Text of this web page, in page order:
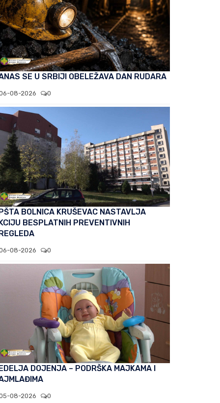
SE U SRBIJI OBELEŽAVA DAN RUDARA
08-2026 0
BOLNICA KRUŠEVAC NASTAVLJA
BESPLATNIH PREVENTIVNIH
08-2026 0
DOJENJA – PODRŠKA MAJKAMA I
08-2026 0